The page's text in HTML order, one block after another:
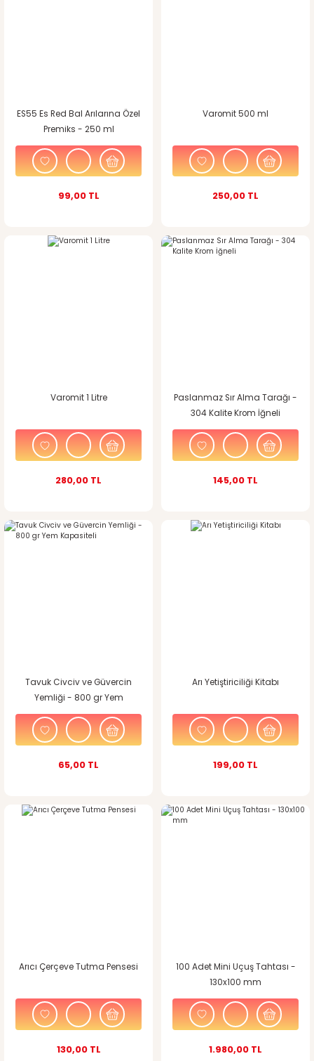
ES55 Es Red Bal Arılarına Özel
Premiks - 250 ml
99,00 TL
Varomit 500 ml
250,00 TL
Varomit 1 Litre
280,00 TL
Paslanmaz Sır Alma Tarağı -
304 Kalite Krom İğneli
145,00 TL
Tavuk Civciv ve Güvercin
Yemliği - 800 gr Yem
Kapasiteli
65,00 TL
Arı Yetiştiriciliği Kitabı
199,00 TL
Arıcı Çerçeve Tutma Pensesi
130,00 TL
100 Adet Mini Uçuş Tahtası -
130x100 mm
1.980,00 TL